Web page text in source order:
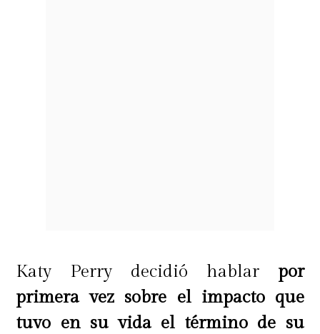
Katy Perry decidió hablar por
primera vez sobre el impacto que
tuvo en su vida el término de su